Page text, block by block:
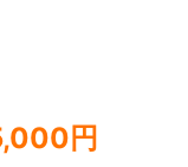
Ｌ（生活の
で他のスタッ
＊変更範囲：
円